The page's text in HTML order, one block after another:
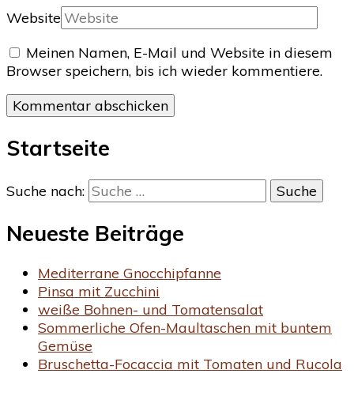
Website
Meinen Namen, E-Mail und Website in diesem
Browser speichern, bis ich wieder kommentiere.
Startseite
Suche nach:
Neueste Beiträge
Mediterrane Gnocchipfanne
Pinsa mit Zucchini
weiße Bohnen- und Tomatensalat
Sommerliche Ofen-Maultaschen mit buntem
Gemüse
Bruschetta-Focaccia mit Tomaten und Rucola